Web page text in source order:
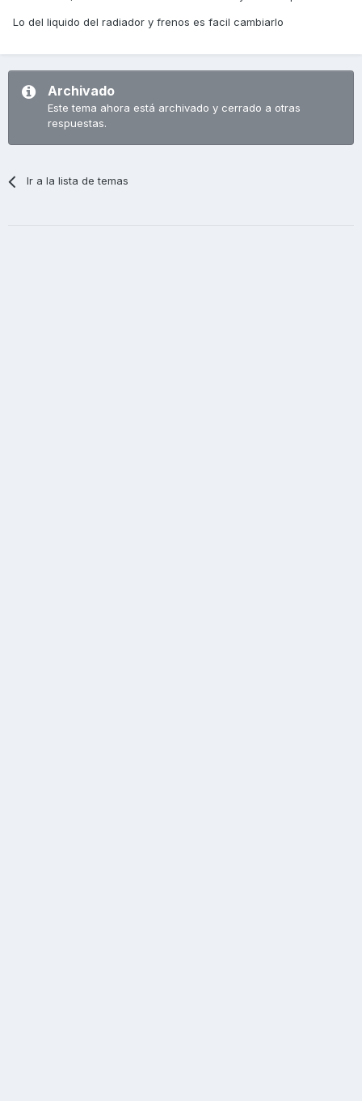
Lo del liquido del radiador y frenos es facil cambiarlo
Archivado
Este tema ahora está archivado y cerrado a otras
respuestas.
Ir a la lista de temas